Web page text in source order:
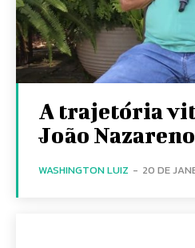
A trajetória
João Nazareno
WASHINGTON LUIZ - 20 DE